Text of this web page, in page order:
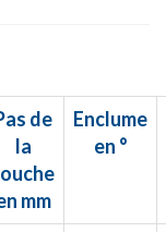
de
la
mm
Enclume
en °